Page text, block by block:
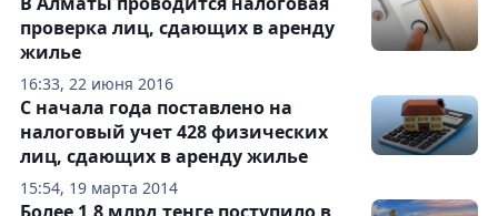
16:33, 22 июня 2016
проверка лиц, сдающих в аренду
жилье
15:54, 19 марта 2014
С начала года поставлено на
налоговый учет 428 физических
лиц, сдающих в аренду жилье